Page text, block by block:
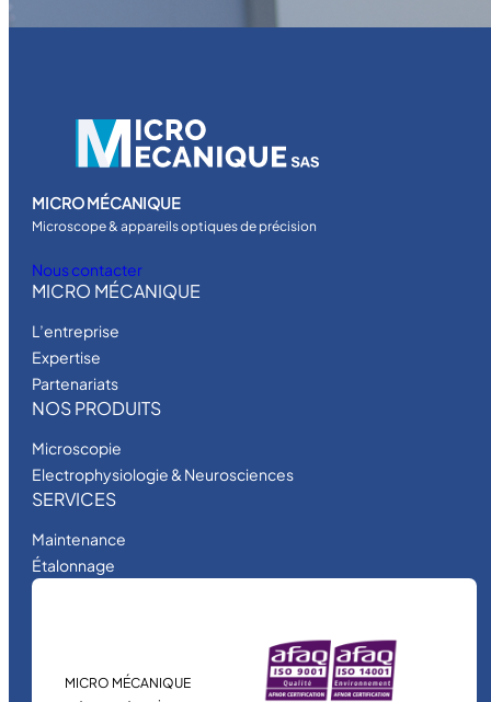
MICRO MÉCANIQUE
Microscope & appareils optiques de précision
Nous contacter
MICRO MÉCANIQUE
L’entreprise
Expertise
Partenariats
NOS PRODUITS
Microscopie
Electrophysiologie & Neurosciences
SERVICES
Maintenance
Étalonnage
MICRO MÉCANIQUE